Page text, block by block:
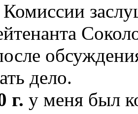
Комиссии
дело.
г. у меня был